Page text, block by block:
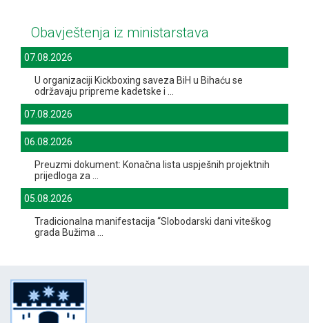
Obavještenja iz ministarstava
07.08.2026
U organizaciji Kickboxing saveza BiH u Bihaću se
održavaju pripreme kadetske i ...
07.08.2026
06.08.2026
Preuzmi dokument: Konačna lista uspješnih projektnih
prijedloga za ...
05.08.2026
Tradicionalna manifestacija “Slobodarski dani viteškog
grada Bužima ...